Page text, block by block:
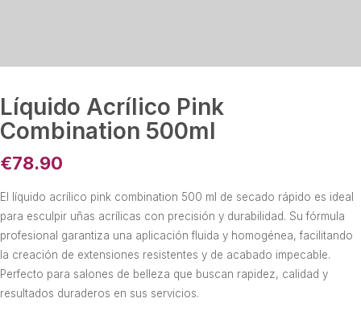
Líquido Acrílico Pink
Combination 500ml
El líquido acrílico pink combination 500 ml de secado rápido es ideal
para esculpir uñas acrílicas con precisión y durabilidad. Su fórmula
profesional garantiza una aplicación fluida y homogénea, facilitando
la creación de extensiones resistentes y de acabado impecable.
Perfecto para salones de belleza que buscan rapidez, calidad y
resultados duraderos en sus servicios.
€78.90